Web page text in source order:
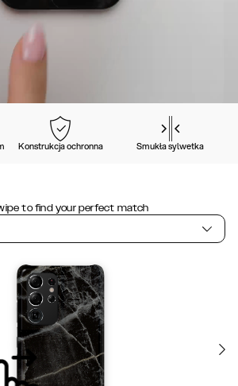
Konstrukcja ochronna Smukła sylwetka
to find your perfect match